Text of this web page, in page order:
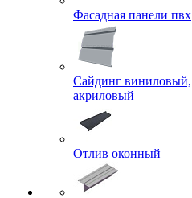
Фасадная панели пвх
Сайдинг виниловый,
акриловый
Отлив оконный